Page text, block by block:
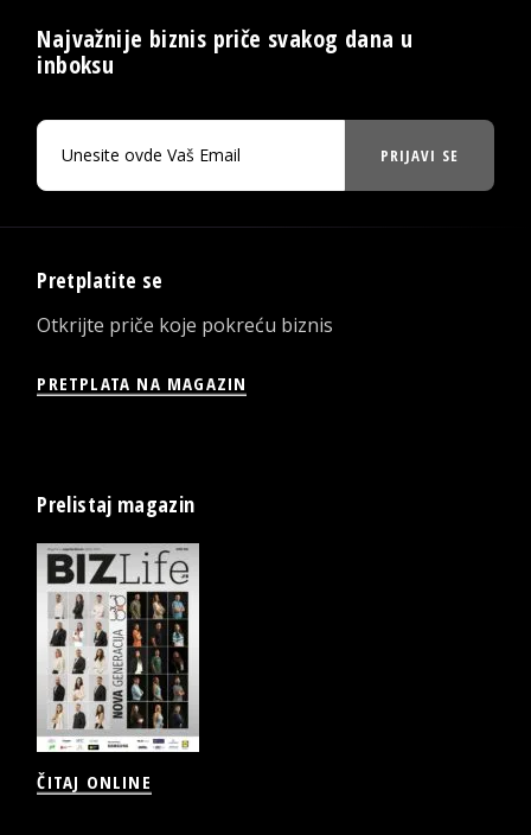
Najvažnije biznis priče svakog dana u
inboksu
PRIJAVI SE
Pretplatite se
Otkrijte priče koje pokreću biznis
PRETPLATA NA MAGAZIN
Prelistaj magazin
ČITAJ ONLINE